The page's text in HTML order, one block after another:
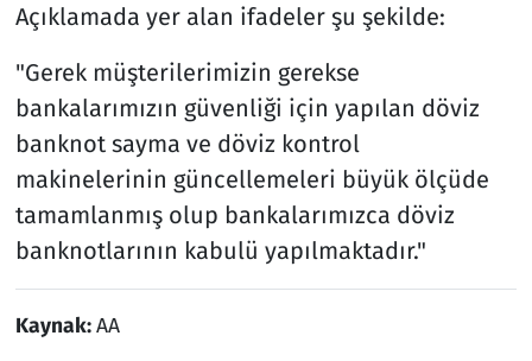
Açıklamada yer alan ifadeler şu şekilde:
"Gerek müşterilerimizin gerekse
bankalarımızın güvenliği için yapılan döviz
banknot sayma ve döviz kontrol
makinelerinin güncellemeleri büyük ölçüde
tamamlanmış olup bankalarımızca döviz
banknotlarının kabulü yapılmaktadır."
Kaynak:AA